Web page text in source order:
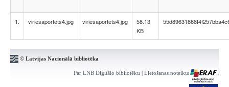
1. viriesaportets4.jpg viriesaportets4.jpg
58.13
KB
© Latvijas Nacionālā bibliotēka
Par LNB Digitālo bibliotēku | Lietošanas noteikumi | Kontakti